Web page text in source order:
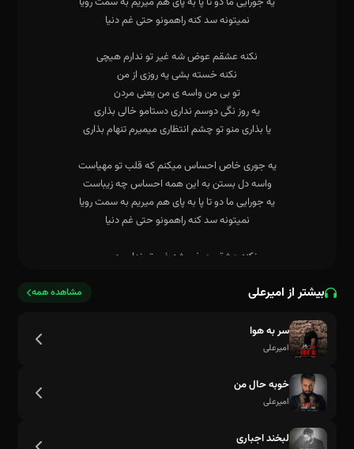
بیشتر از امیرعلی مشاهده همه
سر به هوا
امیرعلی
خوبه حال من
امیرعلی
لبخند اجباری